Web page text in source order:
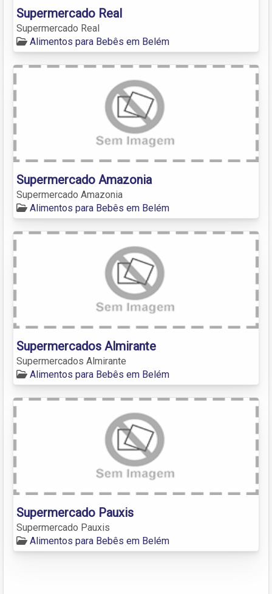
Supermercado Real
Supermercado Real
Alimentos para Bebês em Belém
Supermercado Amazonia
Supermercado Amazonia
Alimentos para Bebês em Belém
Supermercados Almirante
Supermercados Almirante
Alimentos para Bebês em Belém
Supermercado Pauxis
Supermercado Pauxis
Alimentos para Bebês em Belém